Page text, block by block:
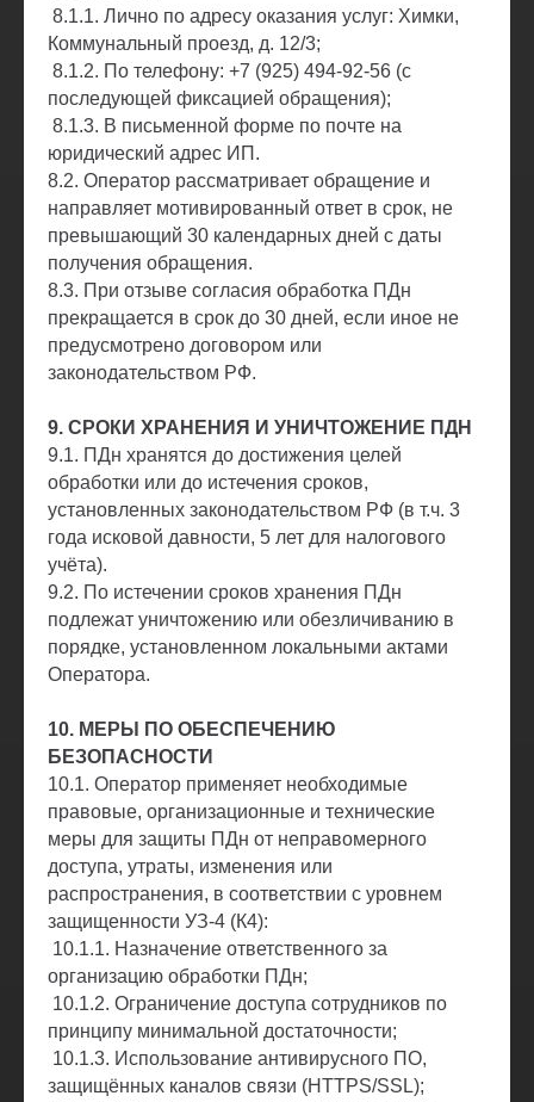
8.1.1. Лично по адресу оказания услуг: Химки,
Коммунальный проезд, д. 12/3;
8.1.2. По телефону: +7 (925) 494-92-56 (с
последующей фиксацией обращения);
8.1.3. В письменной форме по почте на
юридический адрес ИП.
8.2. Оператор рассматривает обращение и
направляет мотивированный ответ в срок, не
превышающий 30 календарных дней с даты
получения обращения.
8.3. При отзыве согласия обработка ПДн
прекращается в срок до 30 дней, если иное не
предусмотрено договором или
законодательством РФ.
9. СРОКИ ХРАНЕНИЯ И УНИЧТОЖЕНИЕ ПДН
9.1. ПДн хранятся до достижения целей
обработки или до истечения сроков,
установленных законодательством РФ (в т.ч. 3
года исковой давности, 5 лет для налогового
учёта).
9.2. По истечении сроков хранения ПДн
подлежат уничтожению или обезличиванию в
порядке, установленном локальными актами
Оператора.
10. МЕРЫ ПО ОБЕСПЕЧЕНИЮ
БЕЗОПАСНОСТИ
10.1. Оператор применяет необходимые
правовые, организационные и технические
меры для защиты ПДн от неправомерного
доступа, утраты, изменения или
распространения, в соответствии с уровнем
защищенности УЗ-4 (К4):
10.1.1. Назначение ответственного за
организацию обработки ПДн;
10.1.2. Ограничение доступа сотрудников по
принципу минимальной достаточности;
10.1.3. Использование антивирусного ПО,
защищённых каналов связи (HTTPS/SSL);